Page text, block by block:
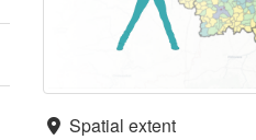
Spatial extent